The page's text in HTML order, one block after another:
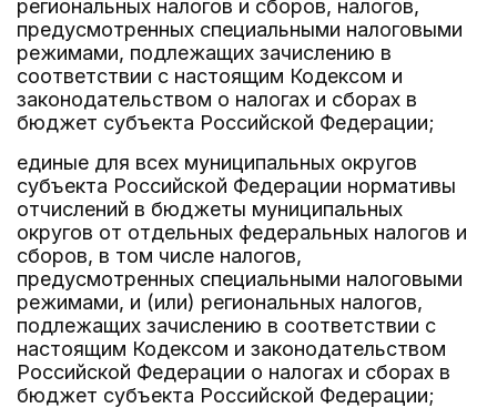
региональных налогов и сборов, налогов,
предусмотренных специальными налоговыми
режимами, подлежащих зачислению в
соответствии с настоящим Кодексом и
законодательством о налогах и сборах в
бюджет субъекта Российской Федерации;
единые для всех муниципальных округов
субъекта Российской Федерации нормативы
отчислений в бюджеты муниципальных
округов от отдельных федеральных налогов и
сборов, в том числе налогов,
предусмотренных специальными налоговыми
режимами, и (или) региональных налогов,
подлежащих зачислению в соответствии с
настоящим Кодексом и законодательством
Российской Федерации о налогах и сборах в
бюджет субъекта Российской Федерации;